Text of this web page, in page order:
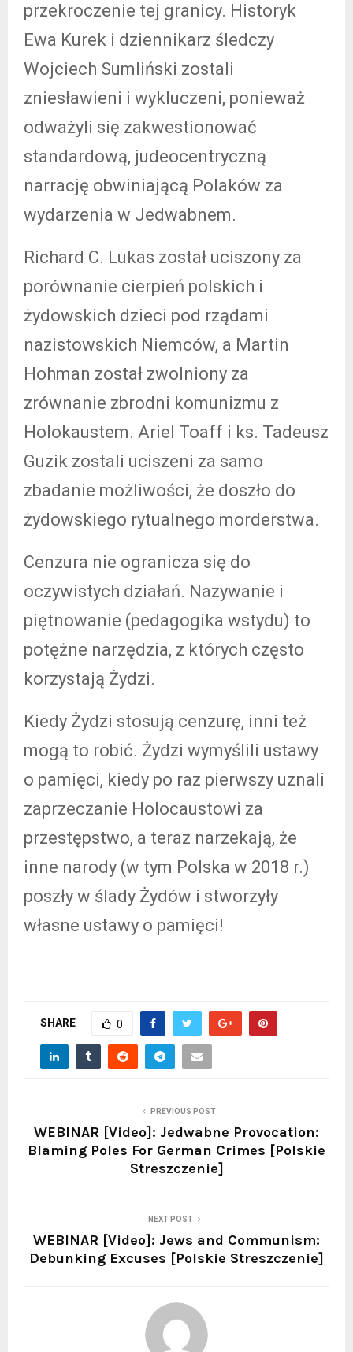
przekroczenie tej granicy. Historyk
Ewa Kurek i dziennikarz śledczy
Wojciech Sumliński zostali
zniesławieni i wykluczeni, ponieważ
odważyli się zakwestionować
standardową, judeocentryczną
narrację obwiniającą Polaków za
wydarzenia w Jedwabnem.
Richard C. Lukas został uciszony za
porównanie cierpień polskich i
żydowskich dzieci pod rządami
nazistowskich Niemców, a Martin
Hohman został zwolniony za
zrównanie zbrodni komunizmu z
Holokaustem. Ariel Toaff i ks. Tadeusz
Guzik zostali uciszeni za samo
zbadanie możliwości, że doszło do
żydowskiego rytualnego morderstwa.
Cenzura nie ogranicza się do
oczywistych działań. Nazywanie i
piętnowanie (pedagogika wstydu) to
potężne narzędzia, z których często
korzystają Żydzi.
Kiedy Żydzi stosują cenzurę, inni też
mogą to robić. Żydzi wymyślili ustawy
o pamięci, kiedy po raz pierwszy uznali
zaprzeczanie Holocaustowi za
przestępstwo, a teraz narzekają, że
inne narody (w tym Polska w 2018 r.)
poszły w ślady Żydów i stworzyły
własne ustawy o pamięci!
SHARE 0
PREVIOUS POST
WEBINAR [Video]: Jedwabne Provocation:
Blaming Poles For German Crimes [Polskie
Streszczenie]
NEXT POST
WEBINAR [Video]: Jews and Communism:
Debunking Excuses [Polskie Streszczenie]